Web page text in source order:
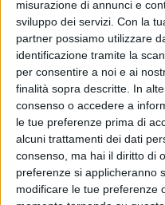
misurazione di annunci e
sviluppo dei servizi. Con la
partner possiamo utilizzare
identificazione tramite la
per consentire a noi e ai
finalità sopra descritte. In
consenso o accedere a
le tue preferenze prima di
alcuni trattamenti dei dati
consenso, ma hai il diritto di
preferenze si applicheranno
modificare le tue preferenze
Con una donazione
casa prodotti che
al cuore
diMara Bizzoco